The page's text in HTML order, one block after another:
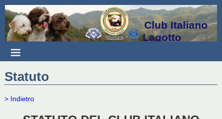
Club Italiano
Lagotto
Statuto
> Indietro